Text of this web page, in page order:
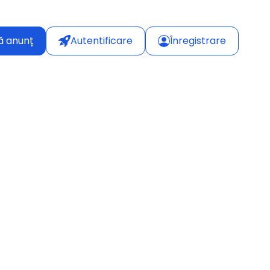
anunț Autentificare Înregistrare